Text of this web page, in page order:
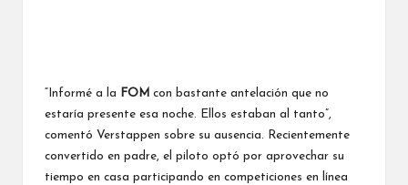
“Informé a la FOM con bastante antelación que no
estaría presente esa noche. Ellos estaban al tanto”,
comentó Verstappen sobre su ausencia. Recientemente
convertido en padre, el piloto optó por aprovechar su
tiempo en casa participando en competiciones en línea